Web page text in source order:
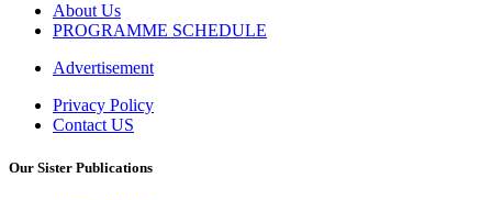
About Us
PROGRAMME SCHEDULE
Advertisement
Privacy Policy
Contact US
Our Sister Publications